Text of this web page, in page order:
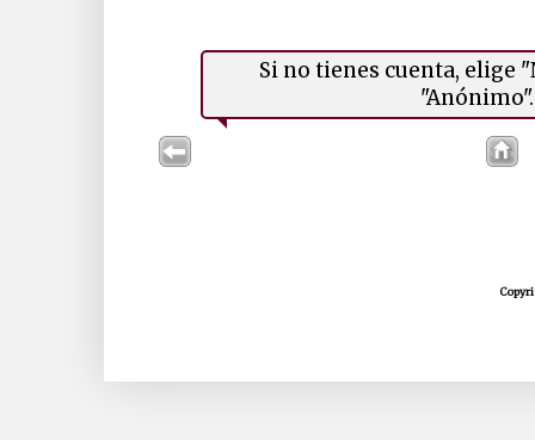
Si no tienes cuenta, elige
"Anónimo".